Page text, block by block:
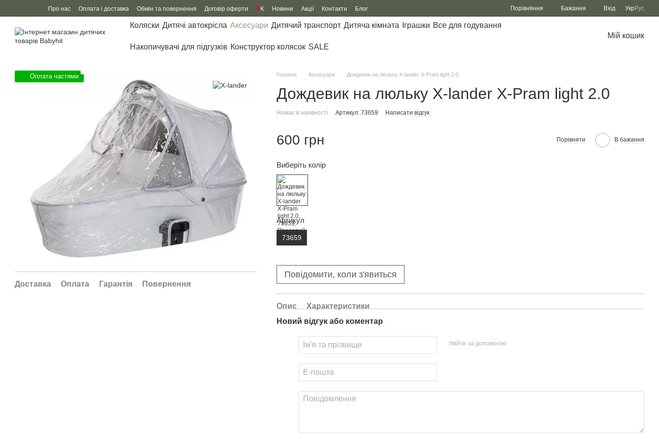
Перейти до основного контенту
Про нас Оплата і доставка Обмін та повернення Договір оферти R K Новини Акції Контакти Блог Порівняння Бажання Вхід УкрРус
Коляски Дитячі автокрісла Аксесуари Дитячий транспорт Дитяча кімната Іграшки Все для годування
Накопичувачі для підгузків Конструктор колясок SALE
Мій кошик
Оплата частями
Доставка Оплата Гарантія Повернення
Головна Аксесуари Дождевик на люльку X-lander X-Pram light 2.0
Дождевик на люльку X-lander X-Pram light 2.0
Немає в наявності Артикул: 73659 Написати відгук
600 грн Порівняти В бажання
Виберіть колір
Артикул
73659
Повідомити, коли з'явиться
Опис
Характеристики
Новий відгук або коментар
Увійти за допомогою